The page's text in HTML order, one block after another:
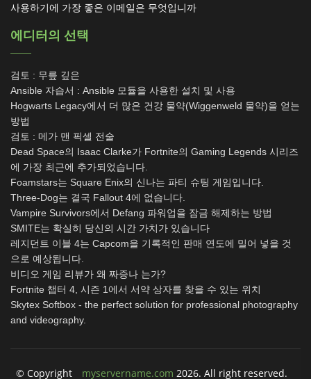
사용하기에 가장 좋은 이메일은 무엇입니까
에디터의 선택
검토 : 무릎 깊은
Ansible 자습서 : Ansible 모듈을 사용한 설치 및 사용
Hogwarts Legacy에서 더 많은 건강 물약(Wiggenweld 물약)을 얻는
방법
검토 : 메가 맨 픽셀 전술
Dead Space의 Isaac Clarke가 Fortnite의 Gaming Legends 시리즈
에 가장 최근에 추가되었습니다.
Foamstars는 Square Enix의 신나는 파티 슈팅 게임입니다.
Three-Dog는 결국 Fallout 4에 없습니다.
Vampire Survivors에서 Defang 파워업을 잠금 해제하는 방법
SMITE는 확실히 당신의 시간 가치가 있습니다
레지던트 이블 4는 Capcom을 기록적인 판매 연도에 밀어 넣을 것
으로 예상됩니다.
비디오 게임 리뷰가 왜 짜증나 는가?
Fortnite 챕터 4, 시즌 1에서 서약 상자를 찾을 수 있는 위치
Skytex Softbox - the perfect solution for professional photography
and videography.
© Copyright myservername.com 2026. All right reserved.